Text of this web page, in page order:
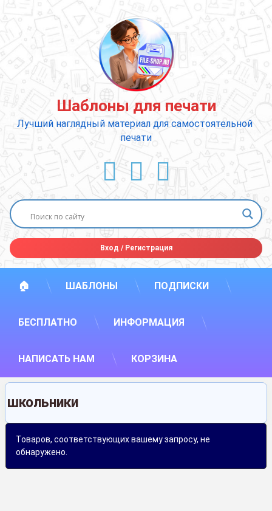
содержимому
Шаблоны для печати
Лучший наглядный материал для самостоятельной
печати
ВКонтакте
YouTube
E-mail
Вход /Регистрация
🏠 ШАБЛОНЫ ПОДПИСКИ
БЕСПЛАТНО ИНФОРМАЦИЯ
НАПИСАТЬ НАМ КОРЗИНА
школьники
Товаров, соответствующих вашему запросу, не
обнаружено.